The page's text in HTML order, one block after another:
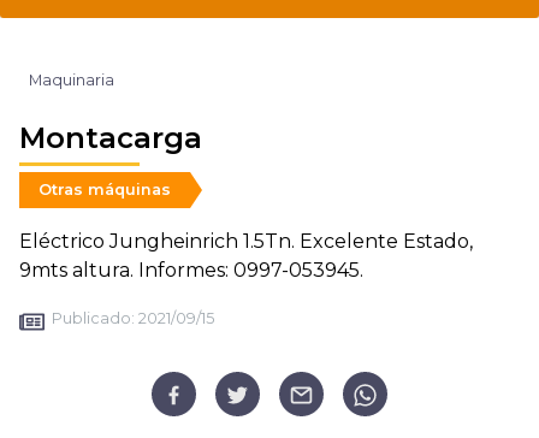
Maquinaria
Montacarga
Otras máquinas
Eléctrico Jungheinrich 1.5Tn. Excelente Estado,
9mts altura. Informes: 0997-053945.
Publicado: 2021/09/15